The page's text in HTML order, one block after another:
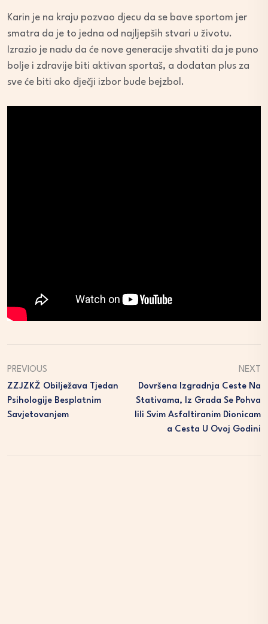
Karin je na kraju pozvao djecu da se bave sportom jer
smatra da je to jedna od najljepših stvari u životu.
Izrazio je nadu da će nove generacije shvatiti da je puno
bolje i zdravije biti aktivan sportaš, a dodatan plus za
sve će biti ako dječji izbor bude bejzbol.
PREVIOUS
ZZJZKŽ Obilježava Tjedan
Psihologije Besplatnim
Savjetovanjem
NEXT
Dovršena Izgradnja Ceste Na
Stativama, Iz Grada Se Pohva
Lili Svim Asfaltiranim Dionicam
A Cesta U Ovoj Godini